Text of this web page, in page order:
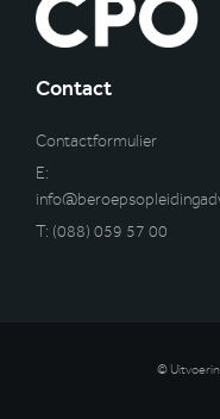
Contact
Contactformulier
E:
T: (088) 059 57 00
©